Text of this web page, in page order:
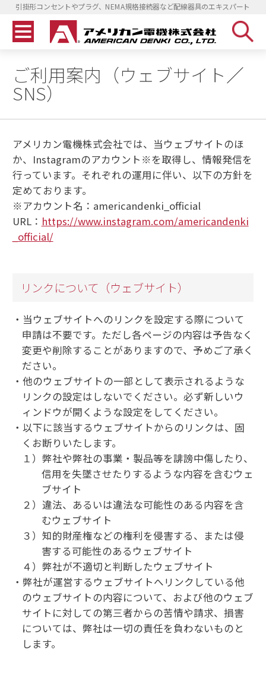
引掛形コンセントやプラグ、NEMA規格接続器など配線器具のエキスパート
ご利用案内（ウェブサイト／
SNS）
アメリカン電機株式会社では、当ウェブサイトのほ
か、Instagramのアカウント※を取得し、情報発信を
行っています。それぞれの運用に伴い、以下の方針を
定めております。
※アカウント名：americandenki_official
URL： https://www.instagram.com/americandenki
_official/
リンクについて（ウェブサイト）
当ウェブサイトへのリンクを設定する際について
申請は不要です。ただし各ページの内容は予告なく
変更や削除することがありますので、予めご了承く
ださい。
他のウェブサイトの一部として表示されるような
リンクの設定はしないでください。必ず新しいウ
ィンドウが開くような設定をしてください。
以下に該当するウェブサイトからのリンクは、固
くお断りいたします。
１）弊社や弊社の事業・製品等を誹謗中傷したり、
信用を失墜させたりするような内容を含むウェ
ブサイト
２）違法、あるいは違法な可能性のある内容を含
むウェブサイト
３）知的財産権などの権利を侵害する、または侵
害する可能性のあるウェブサイト
４）弊社が不適切と判断したウェブサイト
弊社が運営するウェブサイトへリンクしている他
のウェブサイトの内容について、および他のウェブ
サイトに対しての第三者からの苦情や請求、損害
については、弊社は一切の責任を負わないものと
します。